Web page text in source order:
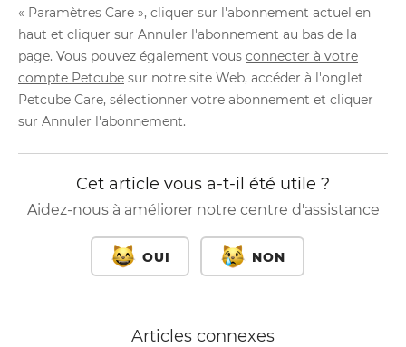
« Paramètres Care », cliquer sur l'abonnement actuel en
haut et cliquer sur Annuler l'abonnement au bas de la
page. Vous pouvez également vous connecter à votre
compte Petcube sur notre site Web, accéder à l'onglet
Petcube Care, sélectionner votre abonnement et cliquer
sur Annuler l'abonnement.
Cet article vous a-t-il été utile ?
Aidez-nous à améliorer notre centre d'assistance
OUI NON
Articles connexes